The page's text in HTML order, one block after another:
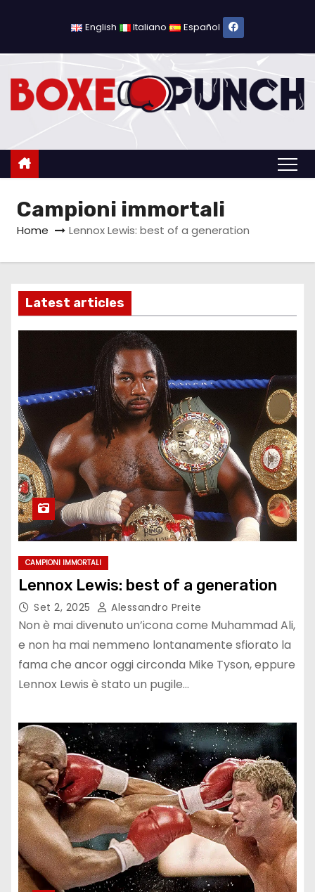
c
u
English Italiano Español
Campioni immortali
Home Lennox Lewis: best of a generation
Latest articles
CAMPIONI IMMORTALI
Lennox Lewis: best of a generation
Set 2, 2025 Alessandro Preite
Non è mai divenuto un’icona come Muhammad Ali,
e non ha mai nemmeno lontanamente sfiorato la
fama che ancor oggi circonda Mike Tyson, eppure
Lennox Lewis è stato un pugile…